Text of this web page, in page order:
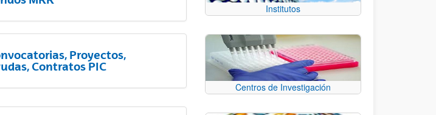
Proyectos,
Contratos PIC
Institutos
Centros de Investigación